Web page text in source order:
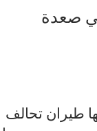
صعدة
طيران تحالف